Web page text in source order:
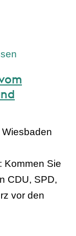
Kommen Sie
CDU, SPD,
vor den